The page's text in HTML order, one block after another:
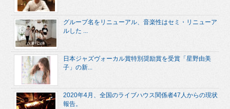
グループ名をリニューアル、音楽性はセミ・リニューア
ルした ...
日本ジャズヴォーカル賞特別奨励賞を受賞「星野由美
子」の新...
2020年4月、全国のライブハウス関係者47人からの現状
報告。